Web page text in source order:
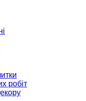
робіт